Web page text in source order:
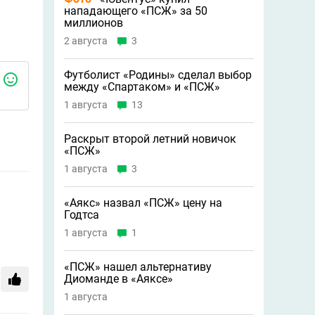
нападающего «ПСЖ» за 50
миллионов
2 августа 3
Футболист «Родины» сделал выбор
между «Спартаком» и «ПСЖ»
1 августа 13
Раскрыт второй летний новичок
«ПСЖ»
1 августа 3
«Аякс» назвал «ПСЖ» цену на
Годтса
1 августа 1
«ПСЖ» нашел альтернативу
Диоманде в «Аяксе»
1 августа